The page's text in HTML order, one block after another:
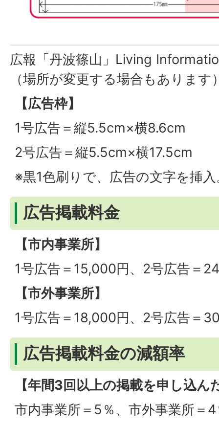
広報「丹波篠山」Living
（場所が変更する場合もあります
【広告枠】
1号広告＝縦5.5cm×横8.6cm
2号広告＝縦5.5cm×横17.5cm
※黒1色刷りで、広告の文字を挿
広告掲載料金
【市内事業所】
1号広告＝15,000円、2号広告＝
【市外事業所】
1号広告＝18,000円、2号広告＝
広告掲載料金の減額率
【年間3回以上の掲載を申し込ん
市内事業所＝5％、市外事業所＝